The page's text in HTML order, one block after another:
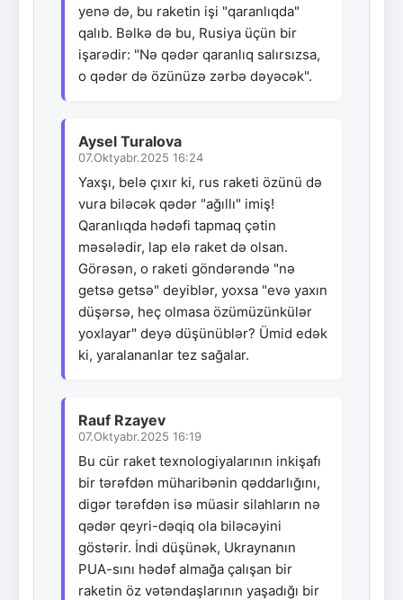
yenə də, bu raketin işi "qaranlıqda"
qalıb. Bəlkə də bu, Rusiya üçün bir
işarədir: "Nə qədər qaranlıq salırsızsa,
o qədər də özünüzə zərbə dəyəcək".
Aysel Turalova
07.Oktyabr.2025 16:24
Yaxşı, belə çıxır ki, rus raketi özünü də
vura biləcək qədər "ağıllı" imiş!
Qaranlıqda hədəfi tapmaq çətin
məsələdir, lap elə raket də olsan.
Görəsən, o raketi göndərəndə "nə
getsə getsə" deyiblər, yoxsa "evə yaxın
düşərsə, heç olmasa özümüzünkülər
yoxlayar" deyə düşünüblər? Ümid edək
ki, yaralananlar tez sağalar.
Rauf Rzayev
07.Oktyabr.2025 16:19
Bu cür raket texnologiyalarının inkişafı
bir tərəfdən müharibənin qəddarlığını,
digər tərəfdən isə müasir silahların nə
qədər qeyri-dəqiq ola biləcəyini
göstərir. İndi düşünək, Ukraynanın
PUA-sını hədəf almağa çalışan bir
raketin öz vətəndaşlarının yaşadığı bir